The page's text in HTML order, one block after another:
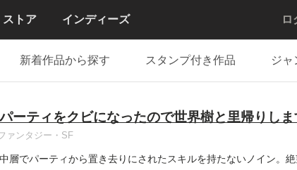
ストア インディーズ ロ
新着作品から探す スタンプ付き作品 ジャ
ーティをクビになったので世界樹と里帰りしま
ァンタジー・SF
層でパーティから置き去りにされたスキルを持たないノイン。